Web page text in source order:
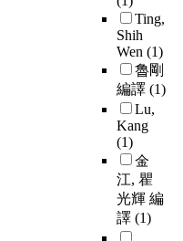
Ting,
Shih
Wen (1)
魯剛
編譯 (1)
Lu,
Kang
(1)
金
江, 瞿
光輝 編
譯 (1)